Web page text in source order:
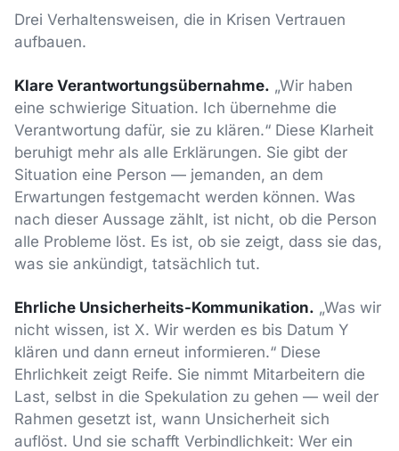
Drei Verhaltensweisen, die in Krisen Vertrauen
aufbauen.
Klare Verantwortungsübernahme. „Wir haben
eine schwierige Situation. Ich übernehme die
Verantwortung dafür, sie zu klären.“ Diese Klarheit
beruhigt mehr als alle Erklärungen. Sie gibt der
Situation eine Person — jemanden, an dem
Erwartungen festgemacht werden können. Was
nach dieser Aussage zählt, ist nicht, ob die Person
alle Probleme löst. Es ist, ob sie zeigt, dass sie das,
was sie ankündigt, tatsächlich tut.
Ehrliche Unsicherheits-Kommunikation. „Was wir
nicht wissen, ist X. Wir werden es bis Datum Y
klären und dann erneut informieren.“ Diese
Ehrlichkeit zeigt Reife. Sie nimmt Mitarbeitern die
Last, selbst in die Spekulation zu gehen — weil der
Rahmen gesetzt ist, wann Unsicherheit sich
auflöst. Und sie schafft Verbindlichkeit: Wer ein